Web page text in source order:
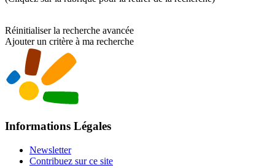
Réinitialiser la recherche avancée
Ajouter un critère à ma recherche
Informations Légales
Newsletter
Contribuez sur ce site